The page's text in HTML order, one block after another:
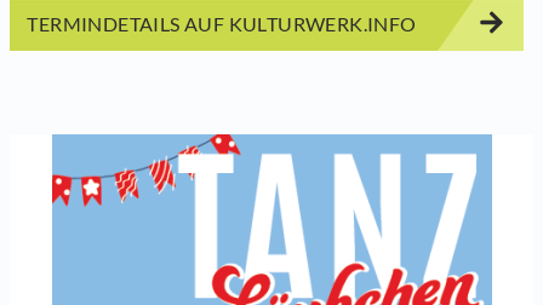
TERMINDETAILS AUF KULTURWERK.INFO